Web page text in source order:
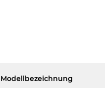
Modellbezeichnung